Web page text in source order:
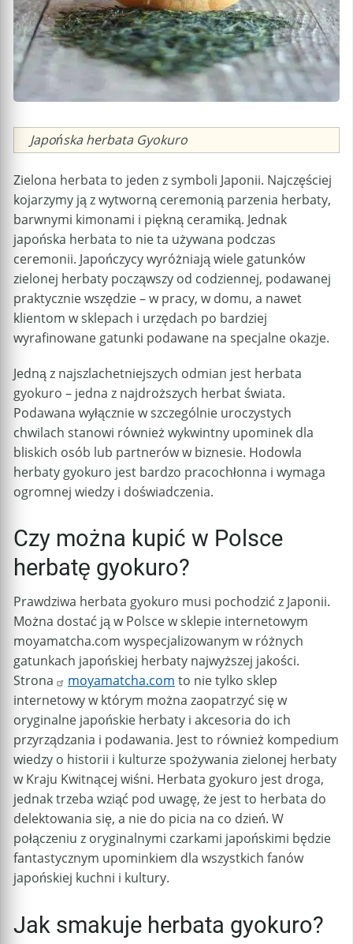
Caption
Japońska herbata Gyokuro
Zielona herbata to jeden z symboli Japonii. Najczęściej
kojarzymy ją z wytworną ceremonią parzenia herbaty,
barwnymi kimonami i piękną ceramiką. Jednak
japońska herbata to nie ta używana podczas
ceremonii. Japończycy wyróżniają wiele gatunków
zielonej herbaty począwszy od codziennej, podawanej
praktycznie wszędzie – w pracy, w domu, a nawet
klientom w sklepach i urzędach po bardziej
wyrafinowane gatunki podawane na specjalne okazje.
Jedną z najszlachetniejszych odmian jest herbata
gyokuro – jedna z najdroższych herbat świata.
Podawana wyłącznie w szczególnie uroczystych
chwilach stanowi również wykwintny upominek dla
bliskich osób lub partnerów w biznesie. Hodowla
herbaty gyokuro jest bardzo pracochłonna i wymaga
ogromnej wiedzy i doświadczenia.
Czy można kupić w Polsce
herbatę gyokuro?
Prawdziwa herbata gyokuro musi pochodzić z Japonii.
Można dostać ją w Polsce w sklepie internetowym
moyamatcha.com wyspecjalizowanym w różnych
gatunkach japońskiej herbaty najwyższej jakości.
Strona
moyamatcha.com to nie tylko sklep
internetowy w którym można zaopatrzyć się w
oryginalne japońskie herbaty i akcesoria do ich
przyrządzania i podawania. Jest to również kompedium
wiedzy o historii i kulturze spożywania zielonej herbaty
w Kraju Kwitnącej wiśni. Herbata gyokuro jest droga,
jednak trzeba wziąć pod uwagę, że jest to herbata do
delektowania się, a nie do picia na co dzień. W
połączeniu z oryginalnymi czarkami japońskimi będzie
fantastycznym upominkiem dla wszystkich fanów
japońskiej kuchni i kultury.
Jak smakuje herbata gyokuro?